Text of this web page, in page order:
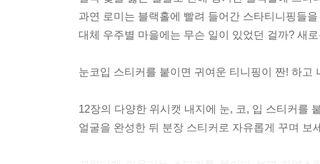
과연 로미는 블랙홀에 빨려 들어간 스타티니핑들
대체 우주별 마을에는 무슨 일이 있었던 걸까? 새
눈코입 스티커를 붙이면 귀여운 티니핑이 짠! 하고
12장의 다양한 위시캣 내지에 눈, 코, 입 스티커를
얼굴을 완성한 뒤 분장 스티커로 자유롭게 꾸며 보